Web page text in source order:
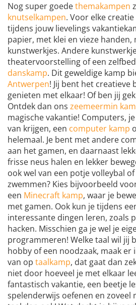
Nog super goedethemakampen
knutselkampen. Voor elke
tijdens jouw lievelings
papier, met klei en vieze handen,
kunstwerkjes. Andere
theatervoorstelling of een
danskamp. Dit geweldige kamp
Antwerpen! Jij bent het creatieve
genieten met elkaar! Of ben jij
Ontdek dan ons zeemeermin
magische vakantie! Computers,
van krijgen, een computer kamp
helemaal. Je bent met andere
aan het gamen, en daarnaast
frisse neus halen en lekker
ook wel van een potje volleybal
zwemmen? Kies bijvoorbeeld
een Minecraft kamp, waar je
met gamen. Ook kun je tijdens
interessante dingen leren, zoals
hacken. Misschien ga je wel je
programmeren! Welke taal wil jij
hobby of een noodzaak, maak er
van op taalkamp, dat gaat dan
niet door hoeveel je met elkaar
fantastisch vakantie, een beetje
spelenderwijs oefenen en zoveel